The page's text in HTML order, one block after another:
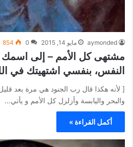
aymonded مايو 14, 2015 0
854
مشتهى كل الأمم – إلى
النفس، بنفسي اشتهيتك في
[ لأنه هكذا قال رب الجنود هي مرة بعد
والبحر واليابسة وأزلزل كل الأمم و يأتي…
أكمل القراءة »